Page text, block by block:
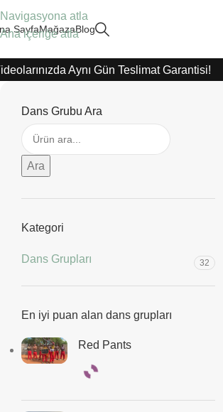
Navigasyona atla
Ana içeriğe atla
SayfaMağazaBlog
Aynı Gün Teslimat Garantisi!
Dans Grubu Ara
Ara
Kategori
Dans Grupları 32
En iyi puan alan dans grupları
Red Pants